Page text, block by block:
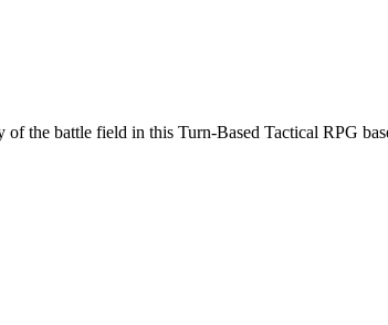
the battle field in this Turn-Based Tactical RPG